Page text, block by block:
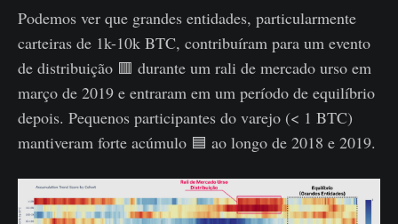
Podemos ver que grandes entidades, particularmente
carteiras de 1k-10k BTC, contribuíram para um evento
de distribuição 🟥 durante um rali de mercado urso em
março de 2019 e entraram em um período de equilíbrio
depois. Pequenos participantes do varejo (< 1 BTC)
mantiveram forte acúmulo 🟦 ao longo de 2018 e 2019.